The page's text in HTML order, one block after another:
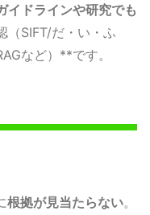
イドラインや研究でも
（SIFT/だ・い・ふ
など）**です。
根拠が見当たらない。